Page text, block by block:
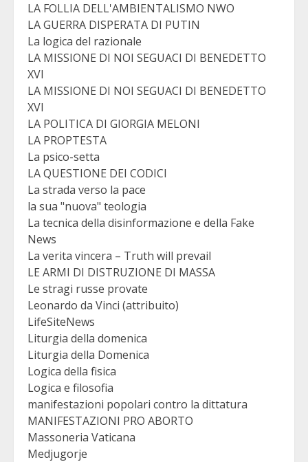
LA FOLLIA DELL'AMBIENTALISMO NWO
LA GUERRA DISPERATA DI PUTIN
La logica del razionale
LA MISSIONE DI NOI SEGUACI DI BENEDETTO
XVI
LA MISSIONE DI NOI SEGUACI DI BENEDETTO
XVI
LA POLITICA DI GIORGIA MELONI
LA PROPTESTA
La psico-setta
LA QUESTIONE DEI CODICI
La strada verso la pace
la sua "nuova" teologia
La tecnica della disinformazione e della Fake
News
La verita vincera – Truth will prevail
LE ARMI DI DISTRUZIONE DI MASSA
Le stragi russe provate
Leonardo da Vinci (attribuito)
LifeSiteNews
Liturgia della domenica
Liturgia della Domenica
Logica della fisica
Logica e filosofia
manifestazioni popolari contro la dittatura
MANIFESTAZIONI PRO ABORTO
Massoneria Vaticana
Medjugorje